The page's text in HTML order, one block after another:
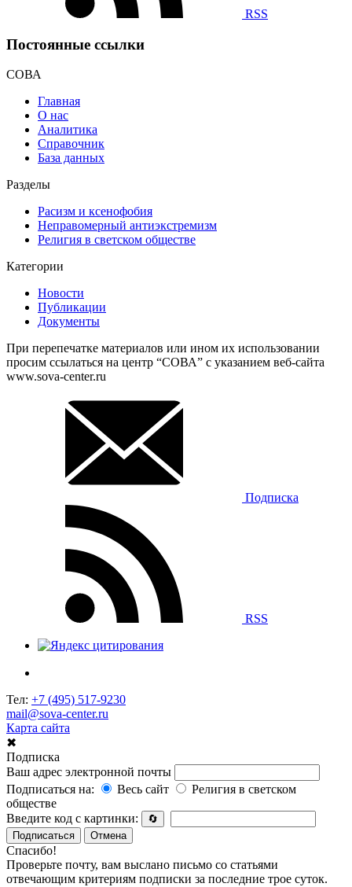
RSS
Постоянные ссылки
СОВА
Главная
О нас
Аналитика
Справочник
База данных
Разделы
Расизм и ксенофобия
Неправомерный антиэкстремизм
Религия в светском обществе
Категории
Новости
Публикации
Документы
При перепечатке материалов или ином их использовании
просим ссылаться на центр “СОВА” с указанием веб-сайта
www.sova-center.ru
Подписка
RSS
Тел: +7 (495) 517-9230
mail@sova-center.ru
Карта сайта
✖
Подписка
Ваш адрес электронной почты
Подписаться на:
Весь сайт
Религия в светском
обществе
Введите код с картинки:
🔄
Подписаться
Отмена
Спасибо!
Проверьте почту, вам выслано письмо со статьями
отвечающим критериям подписки за последние трое суток.